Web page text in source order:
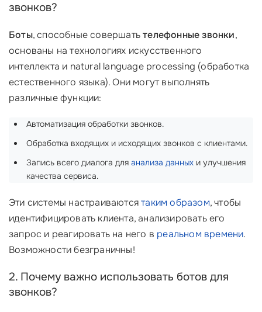
звонков?
Боты, способные совершатьтелефонные звонки,
основаны на технологиях искусственного
интеллекта и natural language processing (обработка
естественного языка). Они могут выполнять
различные функции:
Автоматизация обработки звонков.
Обработка входящих и исходящих звонков с клиентами.
Запись всего диалога для анализа данных и улучшения
качества сервиса.
Эти системы настраиваютсятаким образом, чтобы
идентифицировать клиента, анализировать его
запрос и реагировать на него в реальном времени.
Возможности безграничны!
2. Почему важно использовать ботов для
звонков?